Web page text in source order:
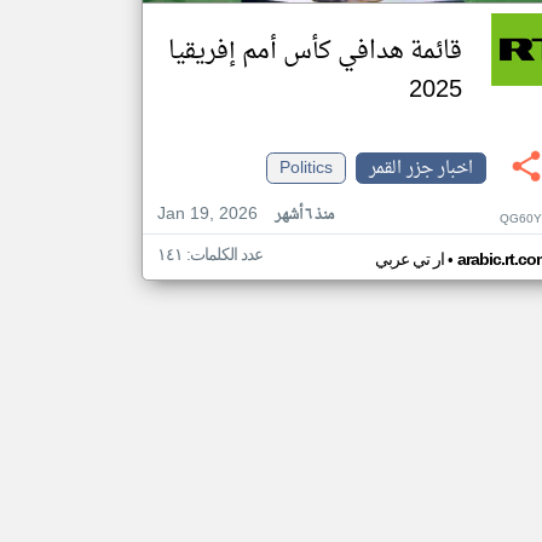
قائمة هدافي كأس أمم إفريقيا
2025
اخبار جزر القمر
Politics
Jan 19, 2026
منذ ٦ أشهر
ار تي عربي• عدد الكلمات: ١٤١